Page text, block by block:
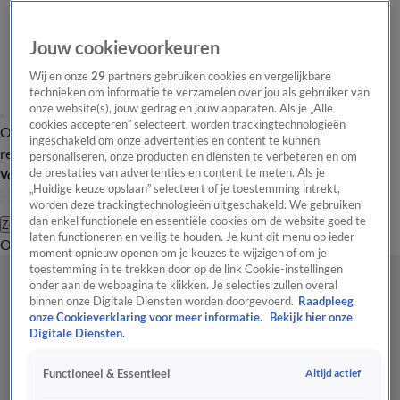
Overzicht Laatste nieuws Regionieuws Het beste van Hart
Tip de
redactie
Volg Hart van Nederland
Zoeken
OverzichtRegioUitzendingenWeerTip de redactiePanelVideo's
Jouw cookievoorkeuren
Wij en onze29 partners gebruiken cookies en vergelijkbare
technieken om informatie te verzamelen over jou als gebruiker van
onze website(s), jouw gedrag en jouw apparaten. Als je „Alle
cookies accepteren” selecteert, worden trackingtechnologieën
ingeschakeld om onze advertenties en content te kunnen
personaliseren, onze producten en diensten te verbeteren en om
de prestaties van advertenties en content te meten. Als je
„Huidige keuze opslaan” selecteert of je toestemming intrekt,
worden deze trackingtechnologieën uitgeschakeld. We gebruiken
dan enkel functionele en essentiële cookies om de website goed te
laten functioneren en veilig te houden. Je kunt dit menu op ieder
moment opnieuw openen om je keuzes te wijzigen of om je
toestemming in te trekken door op de link Cookie-instellingen
onder aan de webpagina te klikken. Je selecties zullen overal
binnen onze Digitale Diensten worden doorgevoerd. Raadpleeg
onze Cookieverklaring voor meer informatie.
Bekijk hier onze
Digitale Diensten.
Functioneel & Essentieel Altijd actief